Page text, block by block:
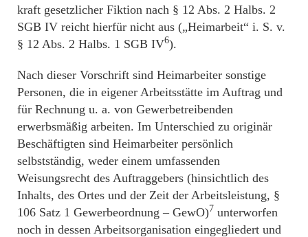
kraft gesetzlicher Fiktion nach § 12 Abs. 2 Halbs. 2
SGB IV reicht hierfür nicht aus („Heimarbeit“ i. S. v.
§ 12 Abs. 2 Halbs. 1 SGB IV6).
Nach dieser Vorschrift sind Heimarbeiter sonstige
Personen, die in eigener Arbeitsstätte im Auftrag und
für Rechnung u. a. von Gewerbetreibenden
erwerbsmäßig arbeiten. Im Unterschied zu originär
Beschäftigten sind Heimarbeiter persönlich
selbstständig, weder einem umfassenden
Weisungsrecht des Auftraggebers (hinsichtlich des
Inhalts, des Ortes und der Zeit der Arbeitsleistung, §
106 Satz 1 Gewerbeordnung – GewO)7 unterworfen
noch in dessen Arbeitsorganisation eingegliedert und